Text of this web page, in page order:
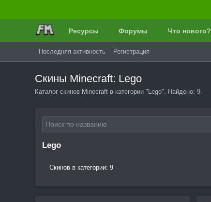
Ресурсы Форумы Что нового?
Последняя активность Регистрация
Скины Minecraft: Lego
Каталог скинов Minecraft в категории "Lego". Найдено: 9.
Lego
Скинов в категории: 9